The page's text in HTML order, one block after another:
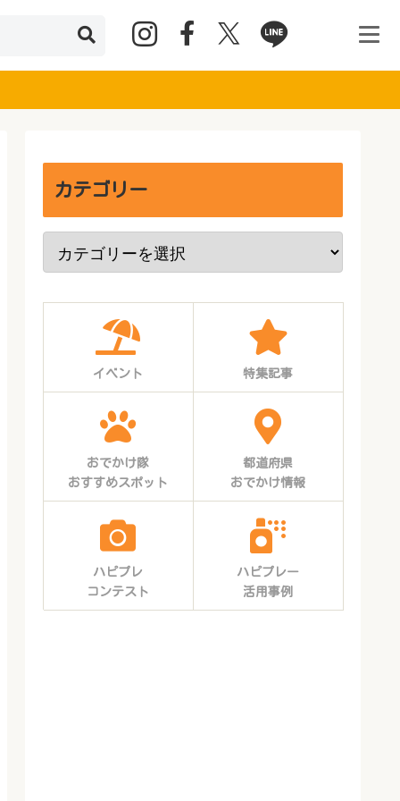
カテゴリー
イベント 特集記事
おでかけ隊
おすすめスポット
都道府県
おでかけ情報
ハピプレ
コンテスト
ハピプレー
活用事例